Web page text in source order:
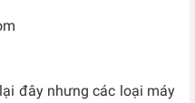
đây nhưng các loại máy